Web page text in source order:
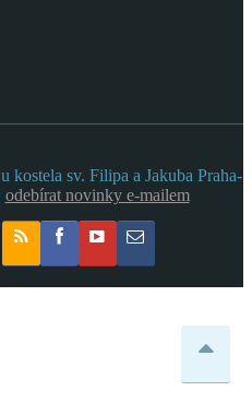
sv. Filipa a Jakuba Praha-
odebírat novinky e-mailem